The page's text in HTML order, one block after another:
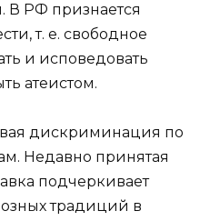
В РФ признается
т. е. свободное
и исповедовать
атеистом.
дискриминация по
Недавно принятая
подчеркивает
традиций в